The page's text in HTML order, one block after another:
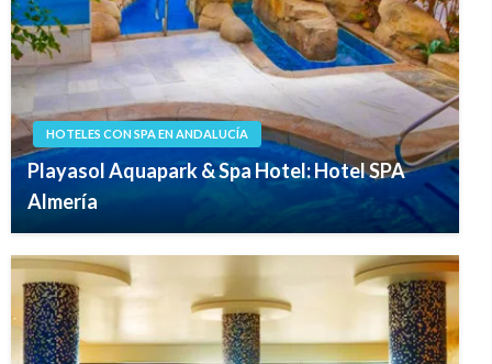
HOTELES CON SPA EN ANDALUCÍA
Playasol Aquapark & Spa Hotel: Hotel SPA
Almería